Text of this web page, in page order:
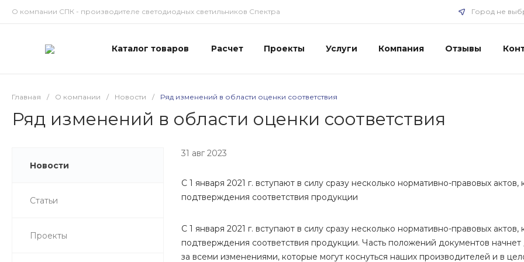
О компании СПК - производителе светодиодных светильников Спектра Город не
Каталог товаров Расчет Проекты Услуги Компания Отзывы
Главная / О компании / Новости / Ряд изменений в области оценки соответствия
Ряд изменений в области оценки соответствия
Новости
Статьи
Проекты
31 авг 2023
С 1 января 2021 г. вступают в силу сразу несколько нормативно-правовых
подтверждения соответствия продукции
С 1 января 2021 г. вступают в силу сразу несколько нормативно-правовых
подтверждения соответствия продукции. Часть положений документов
за всеми изменениями, которые могут коснуться наших производителей и в